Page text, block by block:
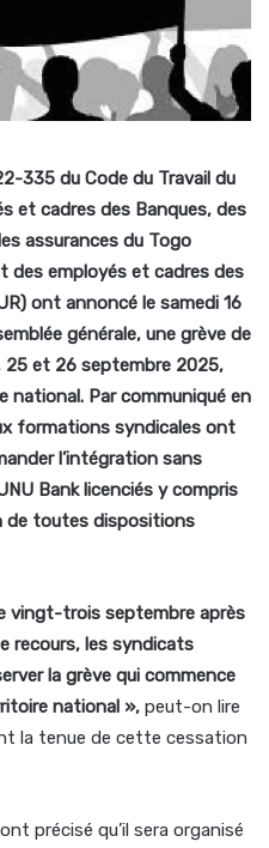
335 du Code du Travail du
et cadres des Banques, des
assurances du Togo
des employés et cadres des
ont annoncé le samedi 16
générale, une grève de
25 et 26 septembre 2025,
national. Par communiqué en
formations syndicales ont
l’intégration sans
Bank licenciés y compris
de toutes dispositions
vingt-trois septembre après
recours, les syndicats
la grève qui commence
national », peut-on lire
la tenue de cette cessation
précisé qu’il sera organisé